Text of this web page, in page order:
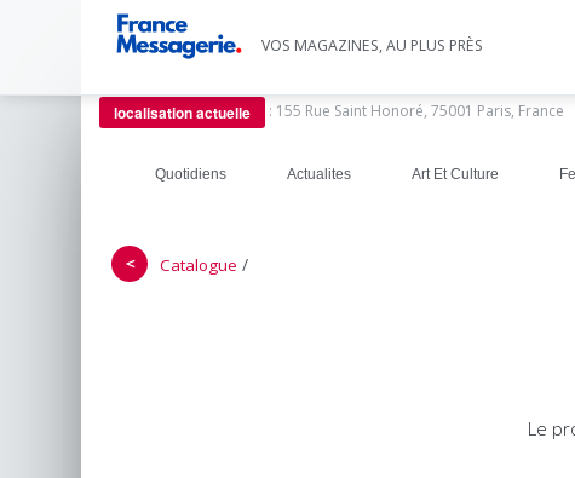
VOS MAGAZINES, AU PLUS PRÈS
localisation actuelle : 155 Rue Saint Honoré, 75001 Paris, France
Quotidiens Actualites Art Et Culture
＜ Catalogue /
Le